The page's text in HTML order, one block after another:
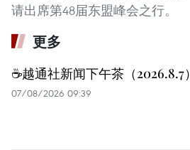
请出席第48届东盟峰会之行。
更多
☕️越通社新闻下午茶（2026.8.7）
07/08/2026 09:39